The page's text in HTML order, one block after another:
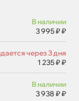
наличии
3 995 ₽ ₽
через 3 дня
1 235 ₽ ₽
наличии
3 938 ₽ ₽